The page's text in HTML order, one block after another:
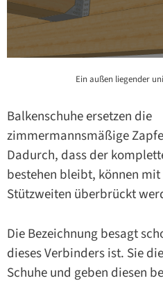
Ein außen liegender
Balkenschuhe ersetzen die
zimmermannsmäßige
Dadurch, dass der
bestehen bleibt, können
Stützweiten überbrückt
Die Bezeichnung besagt
dieses Verbinders ist. Sie
Schuhe und geben diesen